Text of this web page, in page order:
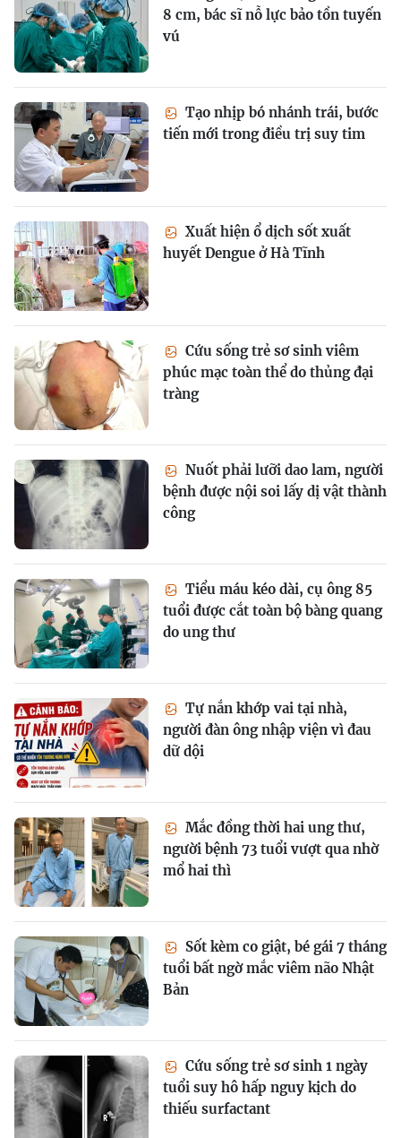
8 cm, bác sĩ nỗ lực bảo tồn tuyến
vú
Tạo nhịp bó nhánh trái, bước
tiến mới trong điều trị suy tim
Xuất hiện ổ dịch sốt xuất
huyết Dengue ở Hà Tĩnh
Cứu sống trẻ sơ sinh viêm
phúc mạc toàn thể do thủng đại
tràng
Nuốt phải lưỡi dao lam, người
bệnh được nội soi lấy dị vật thành
công
Tiểu máu kéo dài, cụ ông 85
tuổi được cắt toàn bộ bàng quang
do ung thư
Tự nắn khớp vai tại nhà,
người đàn ông nhập viện vì đau
dữ dội
Mắc đồng thời hai ung thư,
người bệnh 73 tuổi vượt qua nhờ
mổ hai thì
Sốt kèm co giật, bé gái 7 tháng
tuổi bất ngờ mắc viêm não Nhật
Bản
Cứu sống trẻ sơ sinh 1 ngày
tuổi suy hô hấp nguy kịch do
thiếu surfactant